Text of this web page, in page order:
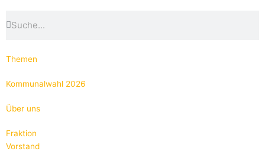
Themen
Kommunalwahl 2026
Über uns
Fraktion
Vorstand